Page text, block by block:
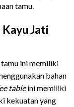
tamu.
Jati
tamu ini memiliki
bahan
tableini memiliki
kekuatan yang